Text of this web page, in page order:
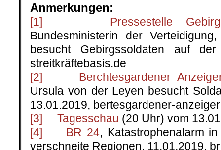
Anmerkungen:
[1] Pressestelle
Bundesministerin der
besucht Gebirgssoldaten auf der
streitkräftebasis.de
[2] Berchtesgardener
Ursula von der Leyen besucht
13.01.2019, bertesgardener-
[3] Tagesschau (20 Uhr) vom
[4] BR 24, Katastrophenalarm
verschneite Regionen, 11.01.2019,